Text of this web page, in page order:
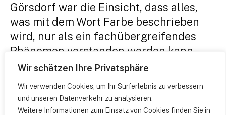
Wir schätzen Ihre Privatsphäre
Wir verwenden Cookies, um Ihr Surferlebnis zu verbessern
und unseren Datenverkehr zu analysieren.
Weitere Informationen zum Einsatz von Cookies finden Sie in
Görsdorf war die Einsicht, dass alles,
was mit dem Wort Farbe beschrieben
wird, nur als ein fachübergreifendes
Phänomen verstanden werden kann.
Das Deutsche Farbenzentrum …
zur